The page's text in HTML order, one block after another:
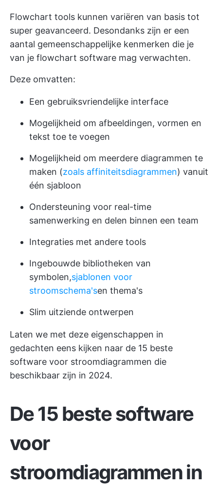
Flowchart tools kunnen variëren van basis tot
super geavanceerd. Desondanks zijn er een
aantal gemeenschappelijke kenmerken die je
van je flowchart software mag verwachten.
Deze omvatten:
Een gebruiksvriendelijke interface
Mogelijkheid om afbeeldingen, vormen en
tekst toe te voegen
Mogelijkheid om meerdere diagrammen te
maken (zoals affiniteitsdiagrammen) vanuit
één sjabloon
Ondersteuning voor real-time
samenwerking en delen binnen een team
Integraties met andere tools
Ingebouwde bibliotheken van
symbolen,sjablonen voor
stroomschema'sen thema's
Slim uitziende ontwerpen
Laten we met deze eigenschappen in
gedachten eens kijken naar de 15 beste
software voor stroomdiagrammen die
beschikbaar zijn in 2024.
De 15 beste software
voor
stroomdiagrammen in